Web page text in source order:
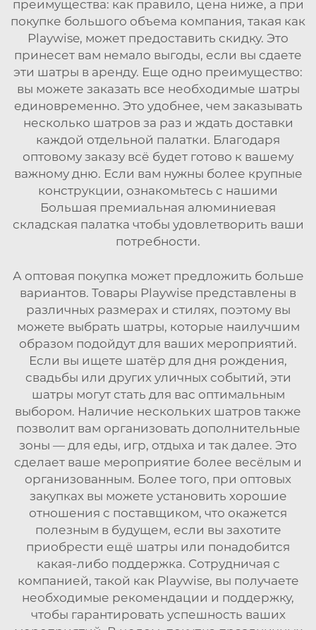
преимущества: как правило, цена ниже, а при
покупке большого объема компания, такая как
Playwise, может предоставить скидку. Это
принесет вам немало выгоды, если вы сдаете
эти шатры в аренду. Еще одно преимущество:
вы можете заказать все необходимые шатры
единовременно. Это удобнее, чем заказывать
несколько шатров за раз и ждать доставки
каждой отдельной палатки. Благодаря
оптовому заказу всё будет готово к вашему
важному дню. Если вам нужны более крупные
конструкции, ознакомьтесь с нашими
Большая премиальная алюминиевая
складская палатка чтобы удовлетворить ваши
потребности.
А оптовая покупка может предложить больше
вариантов. Товары Playwise представлены в
различных размерах и стилях, поэтому вы
можете выбрать шатры, которые наилучшим
образом подойдут для ваших мероприятий.
Если вы ищете шатёр для дня рождения,
свадьбы или других уличных событий, эти
шатры могут стать для вас оптимальным
выбором. Наличие нескольких шатров также
позволит вам организовать дополнительные
зоны — для еды, игр, отдыха и так далее. Это
сделает ваше мероприятие более весёлым и
организованным. Более того, при оптовых
закупках вы можете установить хорошие
отношения с поставщиком, что окажется
полезным в будущем, если вы захотите
приобрести ещё шатры или понадобится
какая-либо поддержка. Сотрудничая с
компанией, такой как Playwise, вы получаете
необходимые рекомендации и поддержку,
чтобы гарантировать успешность ваших